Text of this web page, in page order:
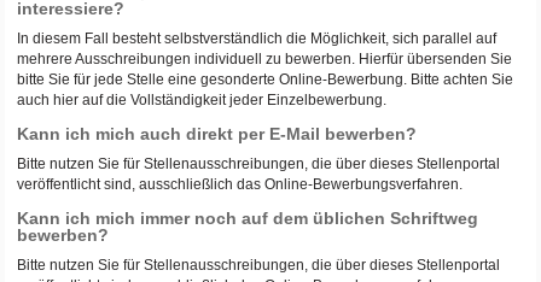
interessiere?
In diesem Fall besteht selbstverständlich die Möglichkeit, sich parallel auf
mehrere Ausschreibungen individuell zu bewerben. Hierfür übersenden Sie
bitte Sie für jede Stelle eine gesonderte Online-Bewerbung. Bitte achten Sie
auch hier auf die Vollständigkeit jeder Einzelbewerbung.
Kann ich mich auch direkt per E-Mail bewerben?
Bitte nutzen Sie für Stellenausschreibungen, die über dieses Stellenportal
veröffentlicht sind, ausschließlich das Online-Bewerbungsverfahren.
Kann ich mich immer noch auf dem üblichen Schriftweg
bewerben?
Bitte nutzen Sie für Stellenausschreibungen, die über dieses Stellenportal